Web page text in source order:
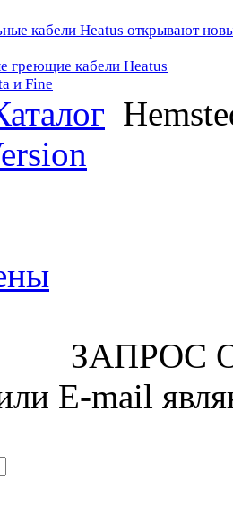
кабели Heatus открывают
греющие кабели Heatus
и Fine
ЗАПРОС
E-mail